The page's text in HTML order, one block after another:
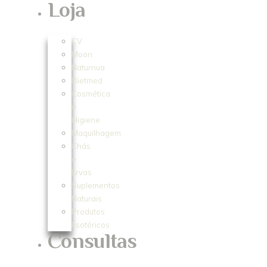
Loja
CV
Moon
Naturnua
Dietmed
Cosmética
e
Higiene
Maquilhagem
Chás
e
Ervas
Suplementos
Naturais
Produtos
Esotéricos
Consultas